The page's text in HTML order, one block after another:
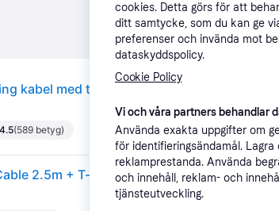
kabel med t-stycke utomhus
4.5(589 betyg)
2.5m + T-part
cookies. Detta görs för att
ditt samtycke, som du kan ge
preferenser och invända mot
dataskyddspolicy.
Cookie Policy
Vi och våra partners behandlar
Använda exakta uppgifter om
för identifieringsändamål.
reklamprestanda. Använda
och innehåll, reklam- och
tjänsteutveckling.